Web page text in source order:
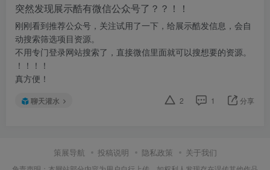
突然发现展示酷有微信公众号了？？！！
刚刚看到推荐公众号，关注试用了一下，给展示酷发信息，会自
动搜索筛选项目资源。
不用专门登录网站搜索了，直接微信里面就可以搜想要的资源。
！！！！
真方便！
聊天灌水 2 1 分享
策展导航 投稿说明 隐私政策 关于我们